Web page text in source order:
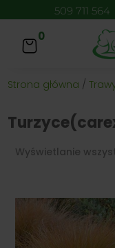
509 711 564
0
Strona główna /
Wyświetlanie